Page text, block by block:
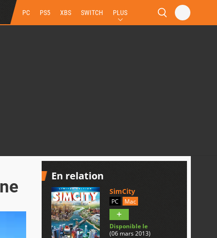
PC PS5 XBS SWITCH PLUS
En relation
SimCity
PC Mac
Disponible le
(06 mars 2013)